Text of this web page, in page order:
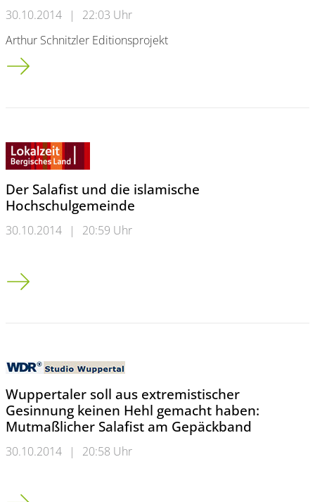
30.10.2014 |
22:03 Uhr
Arthur Schnitzler Editionsprojekt
Neues Langzeitforschungsprojekt „Niklas Luhmann"
Der Salafist und die islamische
Hochschulgemeinde
30.10.2014 | 20:59 Uhr
Der Salafist und die islamische Hochschulgemeinde
Wuppertaler soll aus extremistischer
Gesinnung keinen Hehl gemacht haben:
Mutmaßlicher Salafist am Gepäckband
30.10.2014 | 20:58 Uhr
Wuppertaler soll aus extremistischer Gesinnung keinen